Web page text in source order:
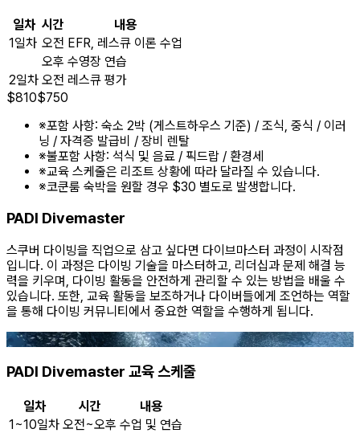
일차 시간
내용
1일차 오전 EFR, 레스큐 이론 수업
오후 수영장 연습
2일차 오전 레스큐 평가
$810$750
※포함 사항: 숙소 2박 (게스트하우스 기준) / 조식, 중식 / 이러
닝 / 자격증 발급비 / 장비 렌탈
※불포함 사항: 석식 및 음료 / 픽드랍 / 환경세
※교육 스케줄은 리조트 상황에 따라 달라질 수 있습니다.
※코쿤룸 숙박을 원할 경우 $30 별도로 발생합니다.
PADI Divemaster
스쿠버 다이빙을 직업으로 삼고 싶다면 다이브마스터 과정이 시작점
입니다. 이 과정은 다이빙 기술을 마스터하고, 리더십과 문제 해결 능
력을 키우며, 다이빙 활동을 안전하게 관리할 수 있는 방법을 배울 수
있습니다. 또한, 교육 활동을 보조하거나 다이버들에게 조언하는 역할
을 통해 다이빙 커뮤니티에서 중요한 역할을 수행하게 됩니다.
PADI Divemaster 교육 스케줄
일차 시간
내용
1~10일차 오전~오후 수업 및 연습